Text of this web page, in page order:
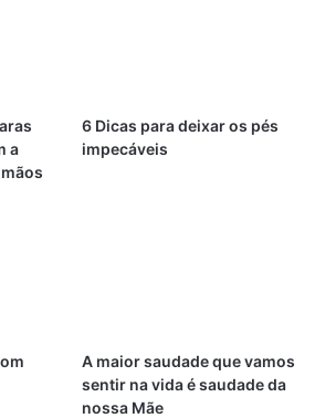
a
mãos
6 Dicas para deixar os pés
impecáveis
A maior saudade que vamos
sentir na vida é saudade da
nossa Mãe